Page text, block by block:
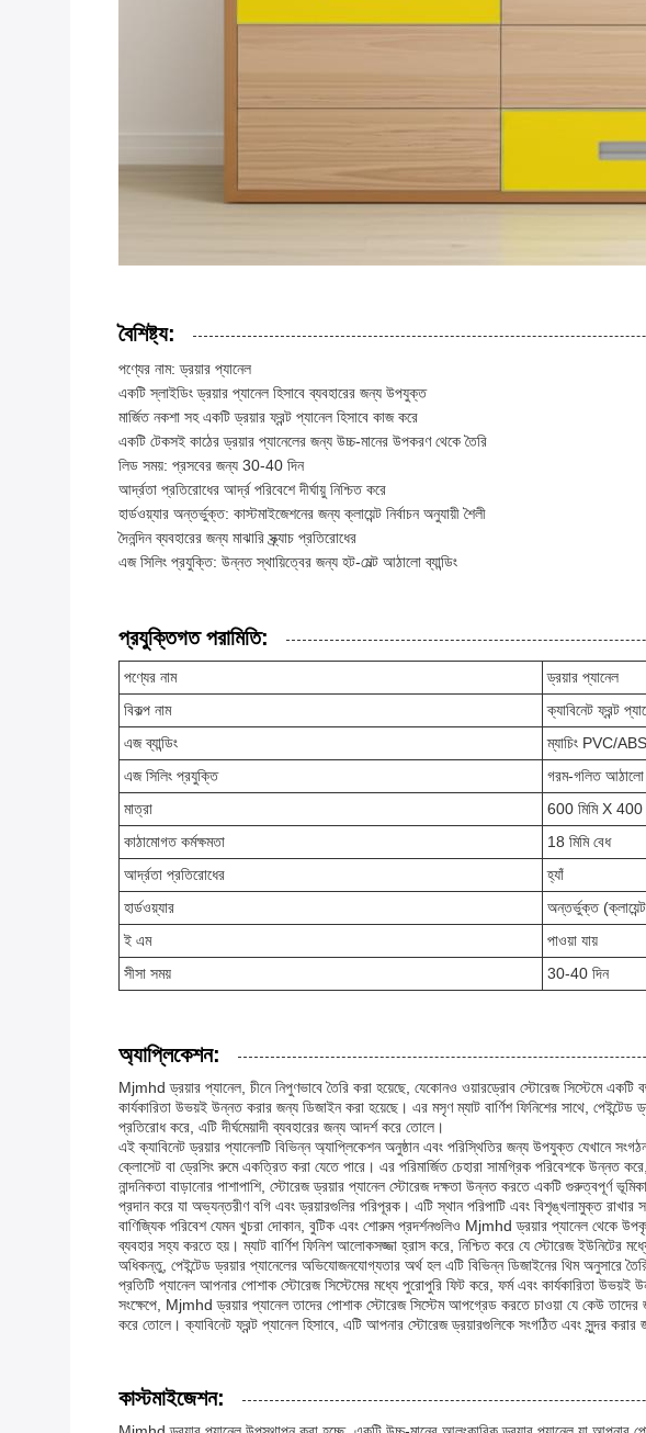
বৈশিষ্ট্য:
পণ্যের নাম: ড্রয়ার প্যানেল
একটি স্লাইডিং ড্রয়ার প্যানেল হিসাবে ব্যবহারের জন্য উপযুক্ত
মার্জিত নকশা সহ একটি ড্রয়ার ফ্রন্ট প্যানেল হিসাবে কাজ করে
একটি টেকসই কাঠের ড্রয়ার প্যানেলের জন্য উচ্চ-মানের উপকরণ থেকে তৈরি
লিড সময়: প্রসবের জন্য 30-40 দিন
আর্দ্রতা প্রতিরোধের আর্দ্র পরিবেশে দীর্ঘায়ু নিশ্চিত করে
হার্ডওয়্যার অন্তর্ভুক্ত: কাস্টমাইজেশনের জন্য ক্লায়েন্ট নির্বাচন অনুযায়ী শৈলী
দৈনন্দিন ব্যবহারের জন্য মাঝারি স্ক্র্যাচ প্রতিরোধের
এজ সিলিং প্রযুক্তি: উন্নত স্থায়িত্বের জন্য হট-মেল্ট আঠালো ব্যান্ডিং
প্রযুক্তিগত পরামিতি:
পণ্যের নাম
ড্রয়ার প্যানেল
বিকল্প নাম
ক্যাবিনেট ফ্রন্ট
এজ ব্যান্ডিং
ম্যাচিং PVC/ABS
এজ সিলিং প্রযুক্তি
গরম-গলিত আঠালো
মাত্রা
600 মিমি X 400
কাঠামোগত কর্মক্ষমতা
18 মিমি বেধ
আর্দ্রতা প্রতিরোধের
হ্যাঁ
হার্ডওয়্যার
অন্তর্ভুক্ত (ক্লায়েন্ট
ই এম
পাওয়া যায়
সীসা সময়
30-40 দিন
অ্যাপ্লিকেশন:
Mjmhd ড্রয়ার প্যানেল, চীনে নিপুণভাবে তৈরি করা হয়েছে, যেকোনও ওয়ারড্রোব স্টোরেজ সিস্টেমে একটি
কার্যকারিতা উভয়ই উন্নত করার জন্য ডিজাইন করা হয়েছে। এর মসৃণ ম্যাট বার্ণিশ ফিনিশের সাথে, পেইন্টেড
প্রতিরোধ করে, এটি দীর্ঘমেয়াদী ব্যবহারের জন্য আদর্শ করে তোলে।
এই ক্যাবিনেট ড্রয়ার প্যানেলটি বিভিন্ন অ্যাপ্লিকেশন অনুষ্ঠান এবং পরিস্থিতির জন্য উপযুক্ত যেখানে
ক্লোসেট বা ড্রেসিং রুমে একত্রিত করা যেতে পারে। এর পরিমার্জিত চেহারা সামগ্রিক পরিবেশকে উন্নত
নান্দনিকতা বাড়ানোর পাশাপাশি, স্টোরেজ ড্রয়ার প্যানেল স্টোরেজ দক্ষতা উন্নত করতে একটি গুরুত্বপূর্ণ
প্রদান করে যা অভ্যন্তরীণ বগি এবং ড্রয়ারগুলির পরিপূরক। এটি স্থান পরিপাটি এবং বিশৃঙ্খলামুক্ত
বাণিজ্যিক পরিবেশ যেমন খুচরা দোকান, বুটিক এবং শোরুম প্রদর্শনগুলিও Mjmhd ড্রয়ার প্যানেল থেকে
ব্যবহার সহ্য করতে হয়। ম্যাট বার্ণিশ ফিনিশ আলোকসজ্জা হ্রাস করে, নিশ্চিত করে যে স্টোরেজ ইউনিটের
অধিকন্তু, পেইন্টেড ড্রয়ার প্যানেলের অভিযোজনযোগ্যতার অর্থ হল এটি বিভিন্ন ডিজাইনের থিম অনুসারে
প্রতিটি প্যানেল আপনার পোশাক স্টোরেজ সিস্টেমের মধ্যে পুরোপুরি ফিট করে, ফর্ম এবং কার্যকারিতা উভয়ই
সংক্ষেপে, Mjmhd ড্রয়ার প্যানেল তাদের পোশাক স্টোরেজ সিস্টেম আপগ্রেড করতে চাওয়া যে কেউ
করে তোলে। ক্যাবিনেট ফ্রন্ট প্যানেল হিসাবে, এটি আপনার স্টোরেজ ড্রয়ারগুলিকে সংগঠিত এবং সুন্দর
কাস্টমাইজেশন: